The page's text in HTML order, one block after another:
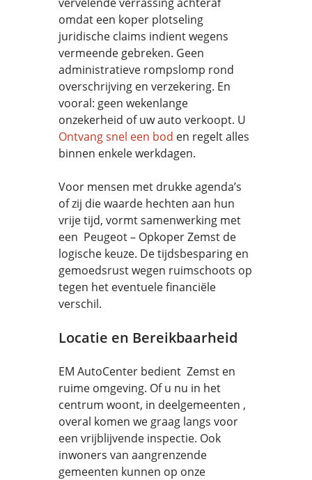
omdat een koper plotseling
juridische claims indient wegens
vermeende gebreken. Geen
administratieve rompslomp rond
overschrijving en verzekering. En
vooral: geen wekenlange
onzekerheid of uw auto verkoopt. U
Ontvang snel een bod en regelt alles
binnen enkele werkdagen.
Voor mensen met drukke agenda’s
of zij die waarde hechten aan hun
vrije tijd, vormt samenwerking met
een Peugeot – Opkoper Zemst de
logische keuze. De tijdsbesparing en
gemoedsrust wegen ruimschoots op
tegen het eventuele financiële
verschil.
Locatie en Bereikbaarheid
EM AutoCenter bedient Zemst en
ruime omgeving. Of u nu in het
centrum woont, in deelgemeenten ,
overal komen we graag langs voor
een vrijblijvende inspectie. Ook
inwoners van aangrenzende
gemeenten kunnen op onze